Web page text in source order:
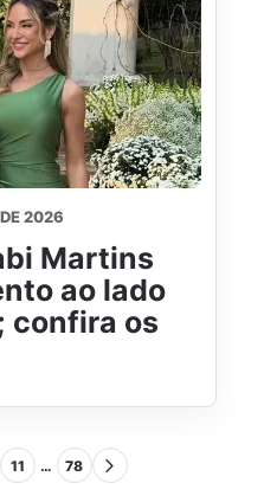
2026
Martins
ao lado
confira os
11 … 78